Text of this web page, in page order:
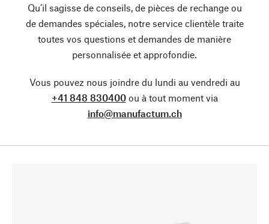
Qu’il sagisse de conseils, de pièces de rechange ou
de demandes spéciales, notre service clientèle traite
toutes vos questions et demandes de manière
personnalisée et approfondie.
Vous pouvez nous joindre du lundi au vendredi au
+41 848 830400ou à tout moment via
info@manufactum.ch